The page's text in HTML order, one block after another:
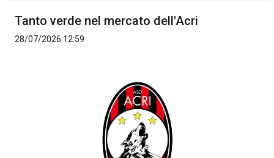
Tanto verde nel mercato dell'Acri
28/07/2026 12:59